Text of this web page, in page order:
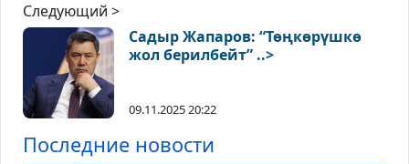
Следующий >
Садыр Жапаров: “Төңкөрүшкө
жол берилбейт” ..>
09.11.2025 20:22
Последние новости